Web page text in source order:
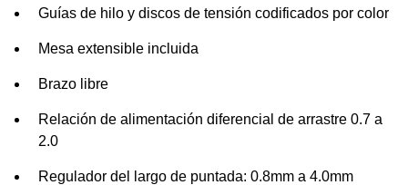
Guías de hilo y discos de tensión codificados por color
Mesa extensible incluida
Brazo libre
Relación de alimentación diferencial de arrastre 0.7 a
2.0
Regulador del largo de puntada: 0.8mm a 4.0mm